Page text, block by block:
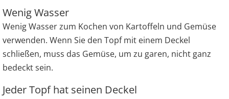
Wenig Wasser
Wenig Wasser zum Kochen von Kartoffeln und Gemüse
verwenden. Wenn Sie den Topf mit einem Deckel
schließen, muss das Gemüse, um zu garen, nicht ganz
bedeckt sein.
Jeder Topf hat seinen Deckel